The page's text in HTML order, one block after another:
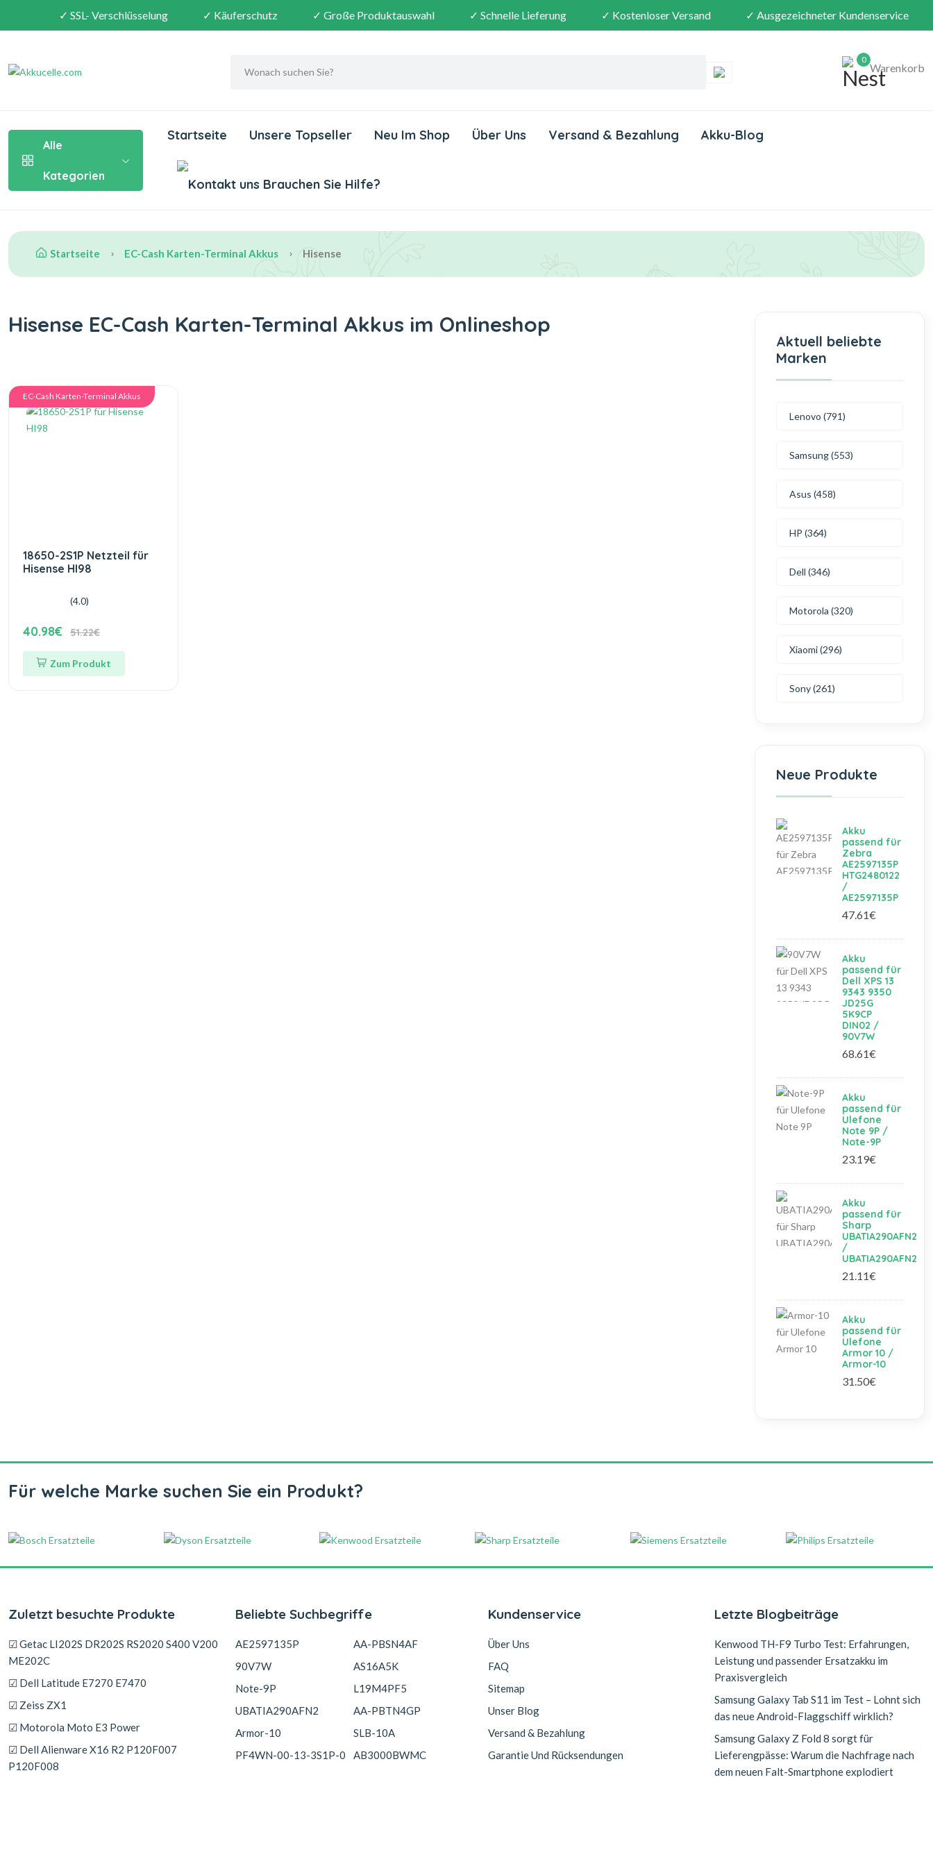
✓ SSL- Verschlüsselung ✓ Käuferschutz ✓ Große Produktauswahl ✓ Schnelle Lieferung ✓ Kostenloser Versand ✓ Ausgezeichneter Kundenservice
0
Warenkorb
Alle
Kategorien
Startseite Unsere Topseller Neu Im Shop Über Uns Versand & Bezahlung Akku-Blog
Brauchen Sie Hilfe?
Startseite EC-Cash Karten-Terminal Akkus Hisense
Hisense EC-Cash Karten-Terminal Akkus im Onlineshop
EC-Cash Karten-Terminal Akkus
18650-2S1P Netzteil für
Hisense HI98
(4.0)
40.98€ 51.22€
Zum Produkt
Aktuell beliebte
Marken
Lenovo (791)
Samsung (553)
Asus (458)
HP (364)
Dell (346)
Motorola (320)
Xiaomi (296)
Sony (261)
Neue Produkte
Akku
passend für
Zebra
AE2597135P
HTG2480122
/
AE2597135P
47.61€
Akku
passend für
Dell XPS 13
9343 9350
JD25G
5K9CP
DIN02 /
90V7W
68.61€
Akku
passend für
Ulefone
Note 9P /
Note-9P
23.19€
Akku
passend für
Sharp
UBATIA290AFN2
/
UBATIA290AFN2
21.11€
Akku
passend für
Ulefone
Armor 10 /
Armor-10
31.50€
Für welche Marke suchen Sie ein Produkt?
Zuletzt besuchte Produkte
☑ Getac LI202S DR202S RS2020 S400 V200
ME202C
☑ Dell Latitude E7270 E7470
☑ Zeiss ZX1
☑ Motorola Moto E3 Power
☑ Dell Alienware X16 R2 P120F007
P120F008
Beliebte Suchbegriffe
AE2597135P
90V7W
Note-9P
UBATIA290AFN2
Armor-10
PF4WN-00-13-3S1P-0
AA-PBSN4AF
AS16A5K
L19M4PF5
AA-PBTN4GP
SLB-10A
AB3000BWMC
Kundenservice
Über Uns
FAQ
Sitemap
Unser Blog
Versand & Bezahlung
Garantie Und Rücksendungen
Letzte Blogbeiträge
Kenwood TH-F9 Turbo Test: Erfahrungen,
Leistung und passender Ersatzakku im
Praxisvergleich
Samsung Galaxy Tab S11 im Test – Lohnt sich
das neue Android-Flaggschiff wirklich?
Samsung Galaxy Z Fold 8 sorgt für
Lieferengpässe: Warum die Nachfrage nach
dem neuen Falt-Smartphone explodiert